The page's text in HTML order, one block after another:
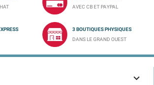
AVEC CB ET PAYPAL
3 BOUTIQUES PHYSIQUES
DANS LE GRAND OUEST
